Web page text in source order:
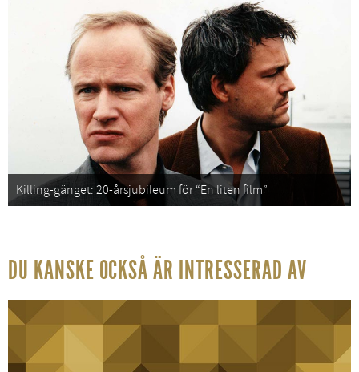
Killing-gänget: 20-årsjubileum för “En liten film”
DU KANSKE OCKSÅ ÄR INTRESSERAD AV